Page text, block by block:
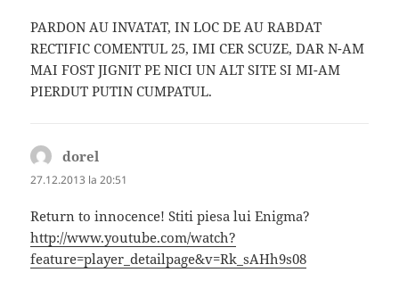
PARDON AU INVATAT, IN LOC DE AU RABDAT
RECTIFIC COMENTUL 25, IMI CER SCUZE, DAR N-AM
MAI FOST JIGNIT PE NICI UN ALT SITE SI MI-AM
PIERDUT PUTIN CUMPATUL.
dorel
27.12.2013 la 20:51
Return to innocence! Stiti piesa lui Enigma?
http://www.youtube.com/watch?
feature=player_detailpage&v=Rk_sAHh9s08